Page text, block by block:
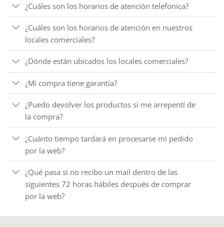
¿Cuáles son los horarios de atención telefonica?
¿Cuáles son los horarios de atención en nuestros
locales comerciales?
¿Dónde están ubicados los locales comerciales?
¿Mi compra tiene garantía?
¿Puedo devolver los productos si me arrepentí de
la compra?
¿Cuánto tiempo tardará en procesarse mi pedido
por la web?
¿Qué pasa si no recibo un mail dentro de las
siguientes 72 horas hábiles después de comprar
por la web?